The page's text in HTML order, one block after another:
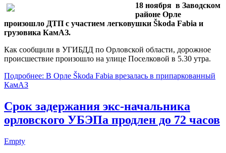
18 ноября в Заводском
районе Орле
произошло ДТП с участием легковушки Škoda Fabia и
грузовика КамАЗ.
Как сообщили в УГИБДД по Орловской области, дорожное
происшествие произошло на улице Поселковой в 5.30 утра.
Подробнее: В Орле Škoda Fabia врезалась в припаркованный
КамАЗ
Срок задержания экс-начальника
орловского УБЭПа продлен до 72 часов
Empty